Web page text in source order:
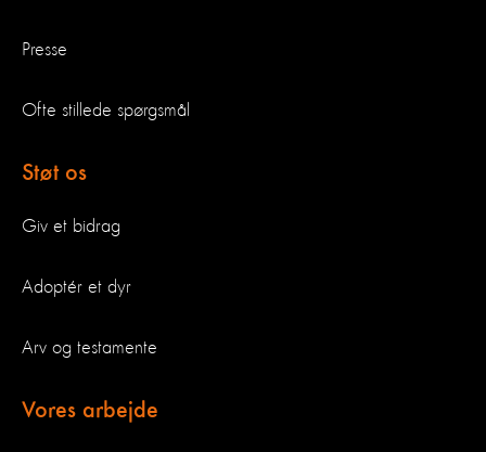
Presse
Ofte stillede spørgsmål
Støt os
Giv et bidrag
Adoptér et dyr
Arv og testamente
Vores arbejde